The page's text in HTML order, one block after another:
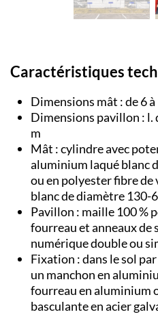
Caractéristiques
Dimensions mât : de 6
Dimensions pavillon : l.
m
Mât : cylindre avec
aluminium laqué blanc
ou en polyester fibre
blanc de diamètre 130-
Pavillon : maille 100 %
fourreau et anneaux de
numérique double ou
Fixation : dans le sol
un manchon en
fourreau en aluminium
basculante en acier